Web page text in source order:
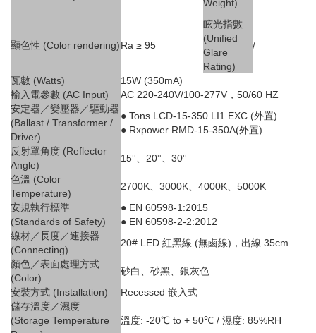
Weight)
顯色性 (Color rendering)Ra ≥ 95
眩光指數
(Unified
Glare
Rating)
/
瓦數 (Watts)
15W (350mA)
輸入電參數 (AC Input)
AC 220-240V/100-277V，50/60 HZ
安定器／變壓器／驅動器
(Ballast / Transformer /
Driver)
● Tons LCD-15-350 LI1 EXC (外置)
● Rxpower RMD-15-350A(外置)
反射罩角度 (Reflector
Angle)
15°、20°、30°
色溫 (Color
Temperature)
2700K、3000K、4000K、5000K
安規執行標準
(Standards of Safety)
● EN 60598-1:2015
● EN 60598-2-2:2012
線材／長度／連接器
(Connecting)
20# LED 紅黑線 (無鹵線)，出線 35cm
顏色／表面處理方式
(Color)
砂白、砂黑、銀灰色
安裝方式 (Installation)
Recessed 嵌入式
儲存溫度／濕度
(Storage Temperature
溫度: -20℃ to + 50℃ / 濕度: 85%RH